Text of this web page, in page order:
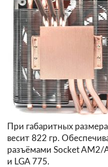
При габаритных
весит 822 гр.
разъёмами Socket
и LGA 775.